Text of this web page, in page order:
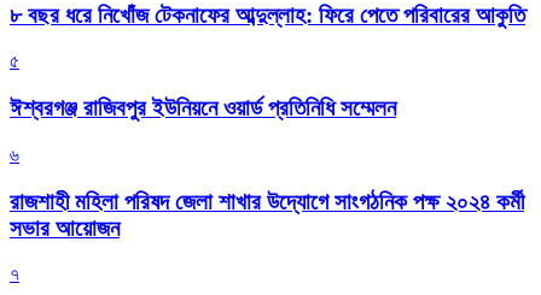
৮ বছর ধরে নিখোঁজ টেকনাফের আব্দুল্লাহ: ফিরে পেতে পরিবারের আকুতি
৫
ঈশ্বরগঞ্জ রাজিবপুর ইউনিয়নে ওয়ার্ড প্রতিনিধি সম্মেলন
৬
রাজশাহী মহিলা পরিষদ জেলা শাখার উদ্যোগে সাংগঠনিক পক্ষ ২০২৪ কর্মী
সভার আয়োজন
৭